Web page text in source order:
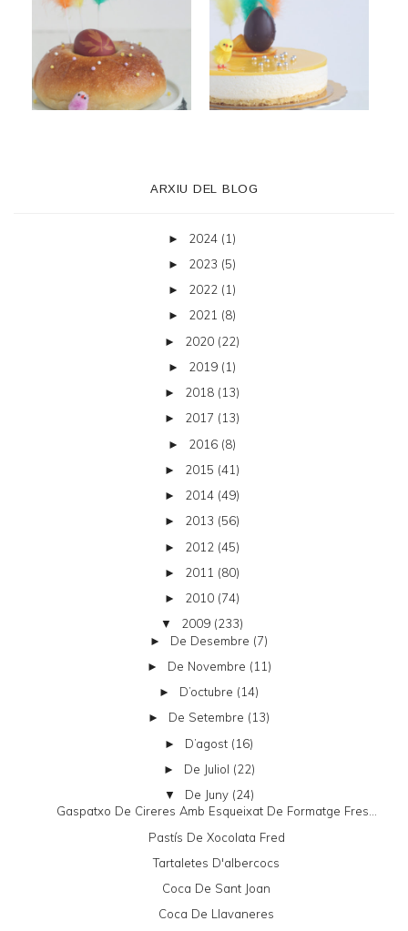
ARXIU DEL BLOG
► 2024 (1)
► 2023 (5)
► 2022 (1)
► 2021 (8)
► 2020 (22)
► 2019 (1)
► 2018 (13)
► 2017 (13)
► 2016 (8)
► 2015 (41)
► 2014 (49)
► 2013 (56)
► 2012 (45)
► 2011 (80)
► 2010 (74)
▼ 2009 (233)
► De Desembre (7)
► De Novembre (11)
► D’octubre (14)
► De Setembre (13)
► D’agost (16)
► De Juliol (22)
▼ De Juny (24)
Gaspatxo De Cireres Amb Esqueixat De Formatge Fres...
Pastís De Xocolata Fred
Tartaletes D'albercocs
Coca De Sant Joan
Coca De Llavaneres